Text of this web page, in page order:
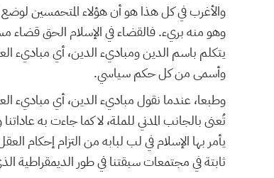
والأغرب في كل هذا هو أن هؤلاء المتحمسين
وهو منه بريء. فالقضاء في الإسلام الحق قضاء
يتكلم باسم الدين ومباديء الدين، أي مباديء
وأسمى من كل حكم سياسي.
وطبعا، عندما نقول مباديء الدين، أي مباديء
تُعنى بالجانب المدني للملة، لا كما جاءت به
يأمر بها الإسلام في لب لبابه من التزام إحكام
ثابتة في مجتمعات سبقتنا في طور الديمقراطية